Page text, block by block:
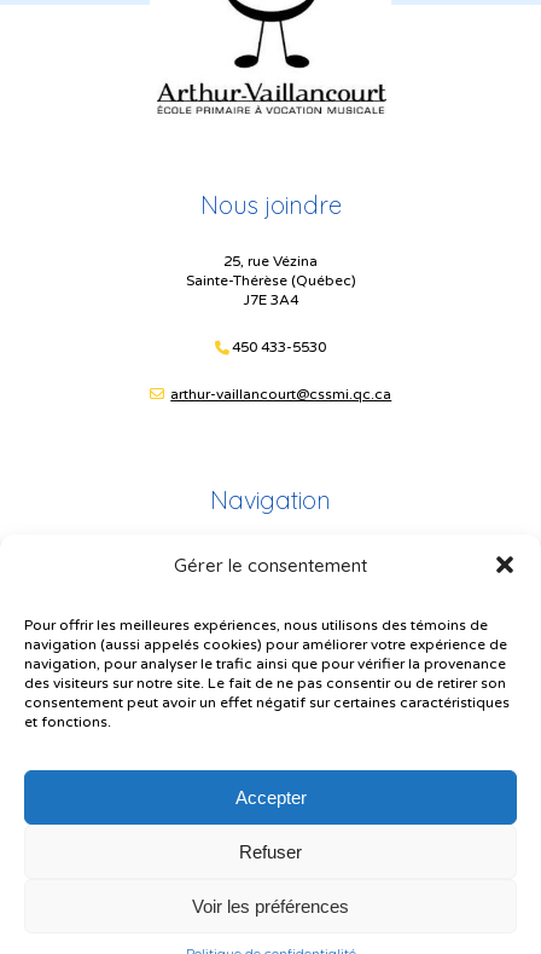
Gérer le consentement
Pour offrir les meilleures expériences, nous utilisons des témoins de
navigation (aussi appelés cookies) pour améliorer votre expérience de
navigation, pour analyser le trafic ainsi que pour vérifier la provenance
des visiteurs sur notre site. Le fait de ne pas consentir ou de retirer son
consentement peut avoir un effet négatif sur certaines caractéristiques
et fonctions.
Accepter
Refuser
Voir les préférences
Nous joindre
25, rue Vézina
Sainte-Thérèse (Québec)
J7E 3A4
450 433-5530
arthur-vaillancourt@cssmi.qc.ca
Navigation
Plan du site
Plainte – service à l’élève
Politique de confidentialité
Le CSSMI autorise certaines intelligences artificielles contrôlées et
pourraient avoir été utilisés pour soutenir la rédaction de ce contenu.